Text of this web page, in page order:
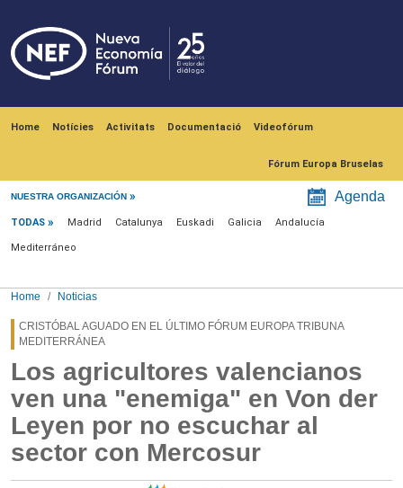
Home Notícies Activitats Documentació Videofórum
Fórum Europa Bruselas
NUESTRA ORGANIZACIÓN Agenda
Menú noticias
TODAS Madrid Catalunya Euskadi Galicia Andalucía
Mediterráneo
Home Noticias
CRISTÓBAL AGUADO EN EL ÚLTIMO FÓRUM EUROPA TRIBUNA
MEDITERRÁNEA
Los agricultores valencianos
ven una "enemiga" en Von der
Leyen por no escuchar al
sector con Mercosur